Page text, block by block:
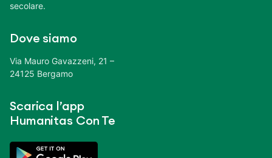
secolare.
Dove siamo
Via Mauro Gavazzeni, 21 –
24125 Bergamo
Scarica l’app
Humanitas Con Te